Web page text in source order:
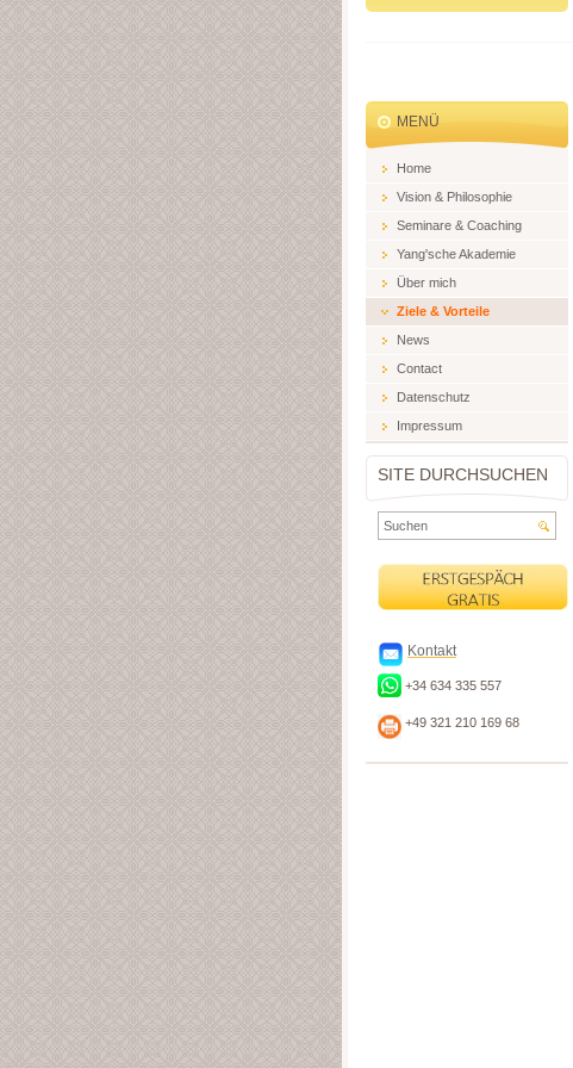
MENÜ
Home
Vision & Philosophie
Seminare & Coaching
Yang'sche Akademie
Über mich
Ziele & Vorteile
News
Contact
Datenschutz
Impressum
SITE DURCHSUCHEN
Kontakt
+34 634 335 557
+49 321 210 169 68